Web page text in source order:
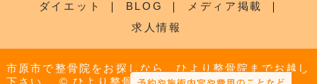
ダイエット
｜ BLOG ｜ メディア掲載
｜
求人情報
市原市で整骨院をお探しなら、ひより整骨院までお越し